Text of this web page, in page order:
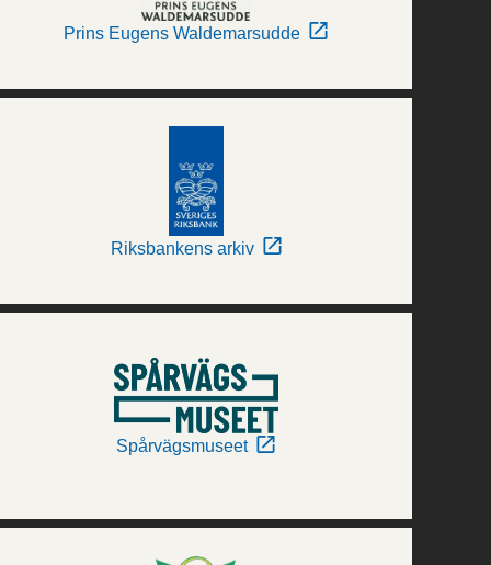
Prins Eugens Waldemarsudde
Riksbankens arkiv
Spårvägsmuseet